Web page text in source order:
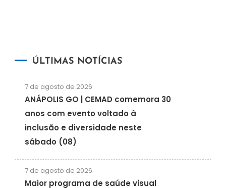
ÚLTIMAS NOTÍCIAS
7 de agosto de 2026
ANÁPOLIS GO | CEMAD comemora 30
anos com evento voltado à
inclusão e diversidade neste
sábado (08)
7 de agosto de 2026
Maior programa de saúde visual